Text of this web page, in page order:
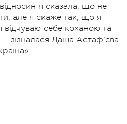
я сказала, що не
але я скаже так, що я
себе коханою та
зізналася Даша Астаф’єва